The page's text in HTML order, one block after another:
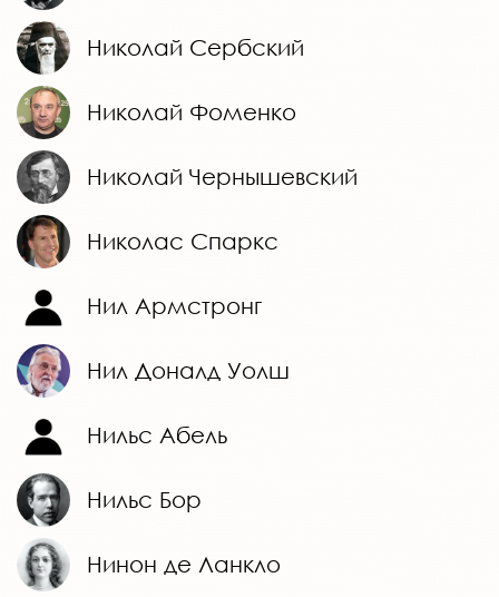
Николай Сербский
Николай Фоменко
Николай Чернышевский
Николас Спаркс
Нил Армстронг
Нил Доналд Уолш
Нильс Абель
Нильс Бор
Нинон де Ланкло